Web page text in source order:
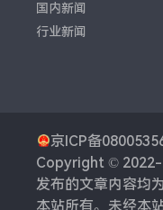
国内新闻
行业新闻
京ICP备
Copyright © 2022-
发布的文章内容均
本站所有。未经本